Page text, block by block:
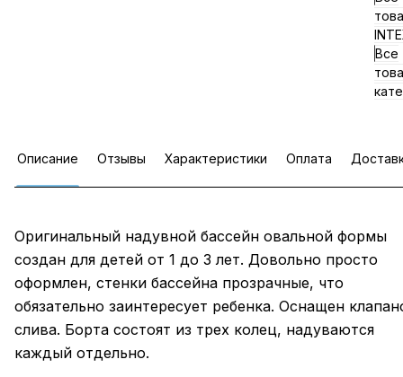
Все
Описание Отзывы Характеристики Оплата
Оригинальный надувной бассейн овальной формы
создан для детей от 1 до 3 лет. Довольно просто
оформлен, стенки бассейна прозрачные, что
обязательно заинтересует ребенка. Оснащен
слива. Борта состоят из трех колец, надуваются
каждый отдельно.